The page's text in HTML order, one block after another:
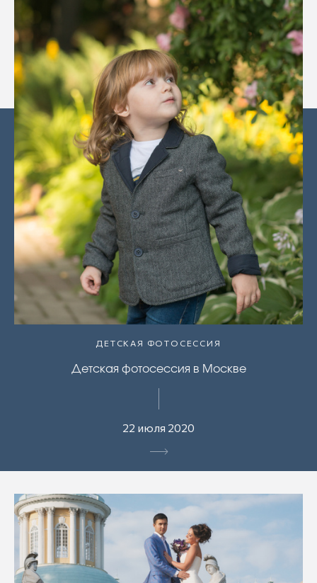
ДЕТСКАЯ ФОТОСЕССИЯ
Детская фотосессия в Москве
22 июля 2020